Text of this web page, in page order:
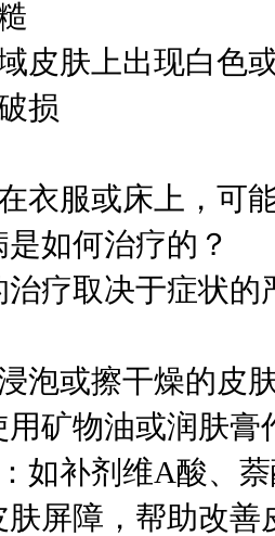
皮肤上出现白色
损
衣服或床上，可
如何治疗的？
疗取决于症状
泡或擦干燥的皮
矿物油或润肤膏
如补剂维A酸、
屏障，帮助改善